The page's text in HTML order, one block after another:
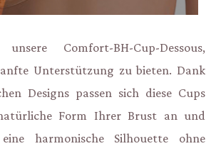
Comfort-BH-Cup-Dessous,
Unterstützung zu bieten. Dank
Designs passen sich diese Cups
Form Ihrer Brust an und
harmonische Silhouette ohne